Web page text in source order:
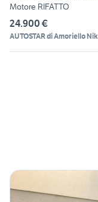
Motore RIFATTO
24.900 €
AUTOSTAR di Amoriello Nik